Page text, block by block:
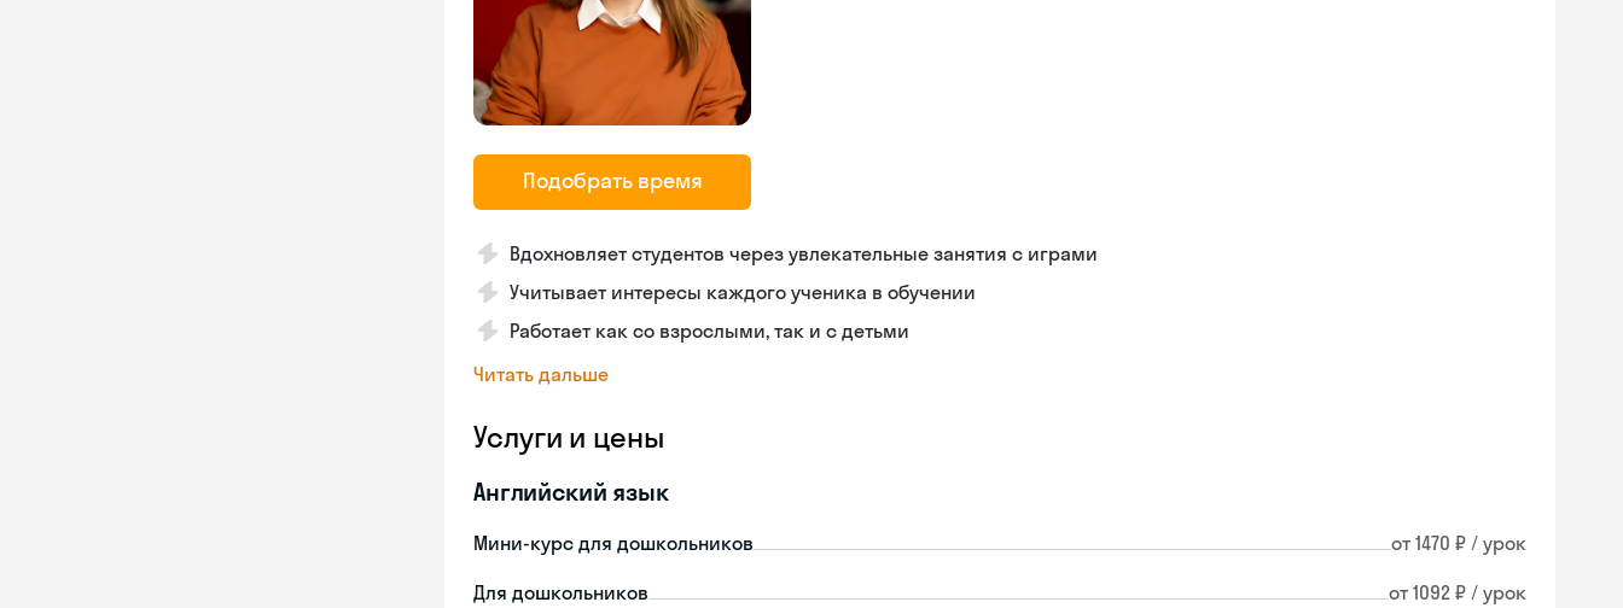
Подобрать время
Вдохновляет студентов через увлекательные занятия с играми
Учитывает интересы каждого ученика в обучении
Работает как со взрослыми, так и с детьми
Читать дальше
Услуги и цены
Английский язык
Мини-курс для дошкольников от 1470 ₽ / урок
Для дошкольников от 1092 ₽ / урок